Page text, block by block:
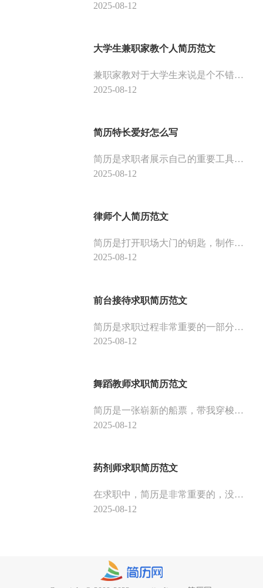
2025-08-12
大学生兼职家教个人简历范文
兼职家教对于大学生来说是个不错的选择，既能兼顾学习，也能赚钱。下面是大学生兼职家教的跟简历范文，供大家参考。
2025-08-12
简历特长爱好怎么写
简历是求职者展示自己的重要工具，因此，简历的内容和形式都需要精心设计。其中，特长和爱好是简历中一个重要的部分，它可以从侧面体现出求职者的个性和优势。那么，该如何写好简历中的特长和爱好呢？
2025-08-12
律师个人简历范文
简历是打开职场大门的钥匙，制作一份优秀的简历是很重要的。下面是律师个人简历范文，供大家参考。
2025-08-12
前台接待求职简历范文
简历是求职过程非常重要的一部分，它可以让面试官们快速了解你，增加求职通过率。下面是前台接待求职简历范文，供大家参考。
2025-08-12
舞蹈教师求职简历范文
简历是一张崭新的船票，带我穿梭于职场间，成为时间的旅人。它在我们求职途中是非常重要的，下面是舞蹈教师求职简历范文，供大家参考。
2025-08-12
药剂师求职简历范文
在求职中，简历是非常重要的，没有简历你根本连职场的大门都摸不到，下面是药剂师求职简历范文，供大家参考。
2025-08-12